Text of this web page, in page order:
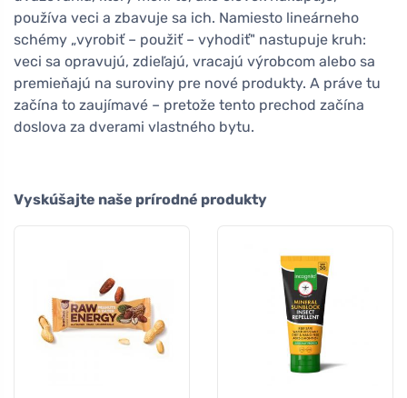
používa veci a zbavuje sa ich. Namiesto lineárneho
schémy „vyrobiť – použiť – vyhodiť" nastupuje kruh:
veci sa opravujú, zdieľajú, vracajú výrobcom alebo sa
premieňajú na suroviny pre nové produkty. A práve tu
začína to zaujímavé – pretože tento prechod začína
doslova za dverami vlastného bytu.
Vyskúšajte naše prírodné produkty